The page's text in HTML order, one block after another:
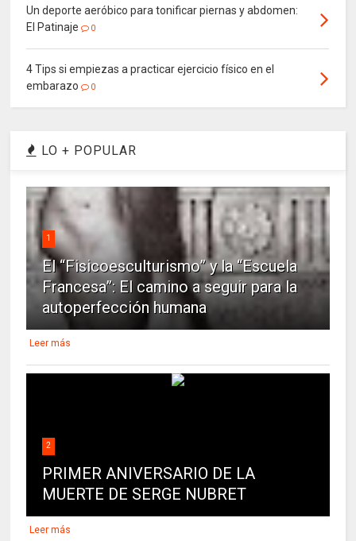
Un deporte aeróbico para tonificar piernas y abdomen:
El Patinaje
0
4 Tips si empiezas a practicar ejercicio físico en el
embarazo
0
LO + POPULAR
1
El “Fisicoesculturismo” y la “Escuela
Francesa”: El camino a seguir para la
autoperfección humana
Leer más
2
PRIMER ANIVERSARIO DE LA
MUERTE DE SERGE NUBRET
Leer más